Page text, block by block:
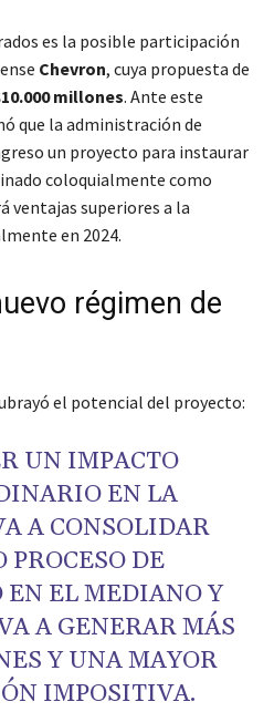
es la posible participación
Chevron, cuya propuesta de
millones. Ante este
que la administración de
un proyecto para instaurar
coloquialmente como
ventajas superiores a la
en 2024.
régimen de
el potencial del proyecto:
UN IMPACTO
EN LA
A CONSOLIDAR
PROCESO DE
EL MEDIANO Y
A GENERAR MÁS
Y UNA MAYOR
IMPOSITIVA.